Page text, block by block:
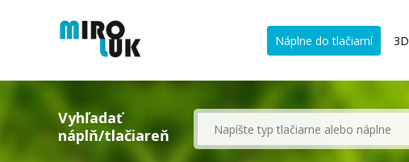
Náplne do tlačiarní
Vyhľadať
náplň/tlačiareň